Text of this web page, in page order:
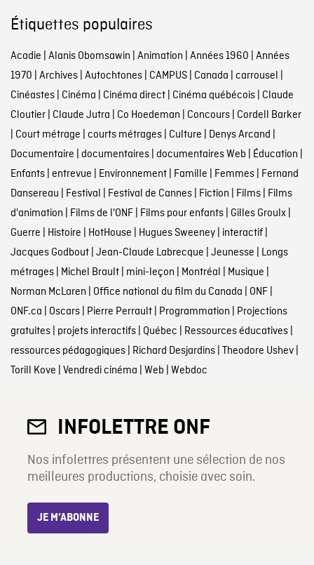
Étiquettes populaires
Acadie Alanis Obomsawin Animation Années 1960 Années
1970 Archives| Autochtones| CAMPUS| Canada carrousel
Cinéastes| Cinéma Cinéma direct| Cinéma québécois| Claude
Cloutier| Claude Jutra Co Hoedeman Concours| Cordell Barker
Court métrage courts métrages| Culture Denys Arcand
Documentaire documentaires| documentaires Web Éducation
Enfants| entrevue Environnement| Famille Femmes| Fernand
Dansereau Festival Festival de Cannes| Fiction Films| Films
d'animation Films de l'ONF| Films pour enfants| Gilles Groulx|
Guerre Histoire HotHouse Hugues Sweeney| interactif|
Jacques Godbout| Jean-Claude Labrecque Jeunesse Longs
métrages| Michel Brault| mini-leçon Montréal Musique
Norman McLaren Office national du film du Canada ONF|
ONF.ca Oscars| Pierre Perrault| Programmation Projections
gratuites| projets interactifs| Québec Ressources éducatives|
ressources pédagogiques| Richard Desjardins| Theodore Ushev|
Torill Kove Vendredi cinéma Web Webdoc
INFOLETTRE ONF
Nos infolettres présentent une sélection de nos
meilleures productions, choisie avec soin.
JE M’ABONNE